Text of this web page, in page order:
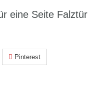
eine Seite Falztür
Pinterest